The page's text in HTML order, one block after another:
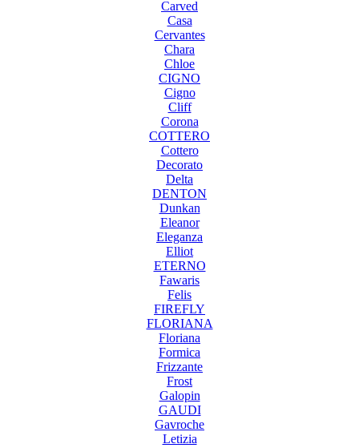
Carved
Casa
Cervantes
Chara
Chloe
CIGNO
Cigno
Cliff
Corona
COTTERO
Cottero
Decorato
Delta
DENTON
Dunkan
Eleanor
Eleganza
Elliot
ETERNO
Fawaris
Felis
FIREFLY
FLORIANA
Floriana
Formica
Frizzante
Frost
Galopin
GAUDI
Gavroche
Letizia